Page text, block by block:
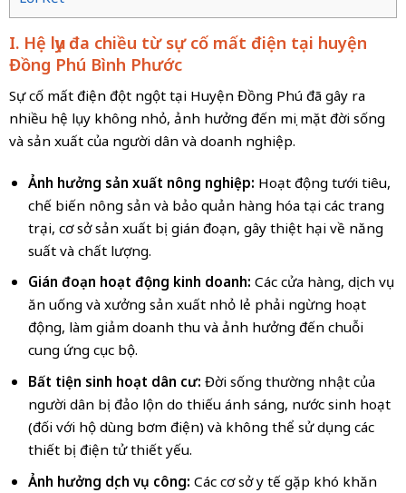
I. Hệ lụy đa chiều từ sự cố mất điện tại huyện
Đồng Phú Bình Phước
Sự cố mất điện đột ngột tại Huyện Đồng Phú đã gây ra
nhiều hệ lụy không nhỏ, ảnh hưởng đến mọi mặt đời sống
và sản xuất của người dân và doanh nghiệp.
Ảnh hưởng sản xuất nông nghiệp: Hoạt động tưới tiêu,
chế biến nông sản và bảo quản hàng hóa tại các trang
trại, cơ sở sản xuất bị gián đoạn, gây thiệt hại về năng
suất và chất lượng.
Gián đoạn hoạt động kinh doanh: Các cửa hàng, dịch vụ
ăn uống và xưởng sản xuất nhỏ lẻ phải ngừng hoạt
động, làm giảm doanh thu và ảnh hưởng đến chuỗi
cung ứng cục bộ.
Bất tiện sinh hoạt dân cư: Đời sống thường nhật của
người dân bị đảo lộn do thiếu ánh sáng, nước sinh hoạt
(đối với hộ dùng bơm điện) và không thể sử dụng các
thiết bị điện tử thiết yếu.
Ảnh hưởng dịch vụ công: Các cơ sở y tế gặp khó khăn